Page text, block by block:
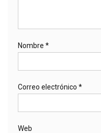
Nombre *
Correo electrónico *
Web